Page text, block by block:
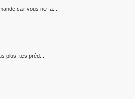
car vous ne fa...
plus, tes préd...